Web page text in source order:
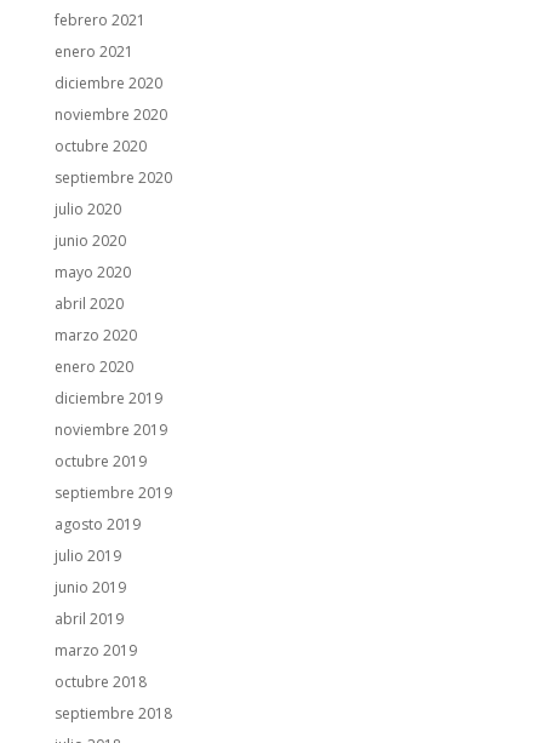
febrero 2021
enero 2021
diciembre 2020
noviembre 2020
octubre 2020
septiembre 2020
julio 2020
junio 2020
mayo 2020
abril 2020
marzo 2020
enero 2020
diciembre 2019
noviembre 2019
octubre 2019
septiembre 2019
agosto 2019
julio 2019
junio 2019
abril 2019
marzo 2019
octubre 2018
septiembre 2018